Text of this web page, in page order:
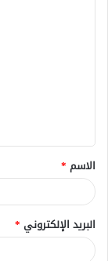
ق
*
الاسم *
البريد الإلكتروني *